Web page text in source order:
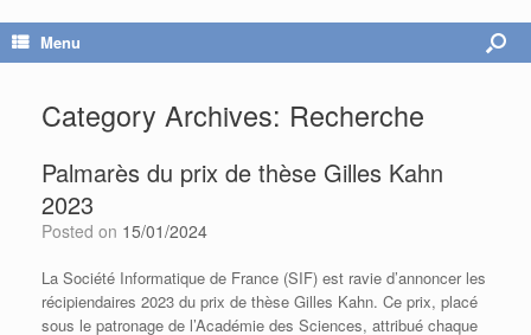
Menu
Category Archives: Recherche
Palmarès du prix de thèse Gilles Kahn
2023
Posted on 15/01/2024
La Société Informatique de France (SIF) est ravie d’annoncer les
récipiendaires 2023 du prix de thèse Gilles Kahn. Ce prix, placé
sous le patronage de l’Académie des Sciences, attribué chaque